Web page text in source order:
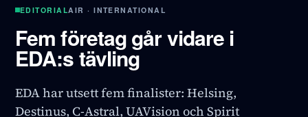
EDITORIALAIR · INTERNATIONAL
Fem företag går vidare i
EDA:s tävling
EDA har utsett fem finalister: Helsing,
Destinus, C-Astral, UAVision och Spirit